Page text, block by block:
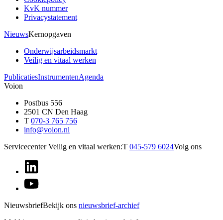
KvK nummer
Privacystatement
NieuwsKernopgaven
Onderwijsarbeidsmarkt
Veilig en vitaal werken
PublicatiesInstrumentenAgenda
Voion
Postbus 556
2501 CN Den Haag
T 070-3 765 756
info@voion.nl
Servicecenter Veilig en vitaal werken:T 045-579 6024Volg ons
NieuwsbriefBekijk ons nieuwsbrief-archief